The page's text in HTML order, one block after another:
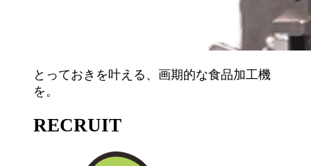
とっておきを叶える、画期的な食品加工機
を。
RECRUIT